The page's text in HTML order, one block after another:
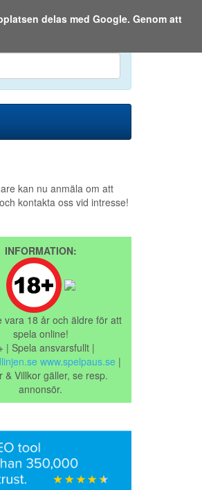
Den 6 augusti 2026
kan nu anmäla om att
kontakta oss vid intresse!
INFORMATION:
vara 18 år och äldre för att
spela online!
| Spela ansvarsfullt |
www.spelpaus.se |
& Villkor gäller, se resp.
annonsör.
delas med Google. Genom att